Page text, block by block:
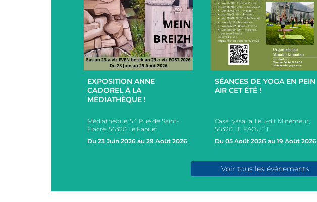
+
EXPOSITION ANNE
CADOREL À LA
MÉDIATHÈQUE !
Médiathèque, 54 Rue de Saint-
Fiacre, 56320 Le Faouët.
Du 23 Juin 2026 au 29 Août 2026
SÉANCES DE YOGA EN PEIN
AIR CET ÉTÉ !
Casa Iyasaka, lieu-dit Minémeur,
56320 LE FAOUËT
Du 05 Août 2026 au 19 Août 2026
Voir tous les événements